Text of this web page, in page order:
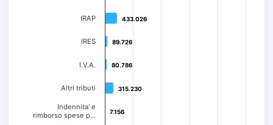
433.026
433.026
89.726
89.726
80.786
80.786
315.230
315.230
7.156
7.156
IRAP
IRES
I.V.A.
Altri tributi
Indennita' e
rimborso spese p…